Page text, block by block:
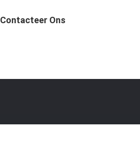
Contacteer Ons